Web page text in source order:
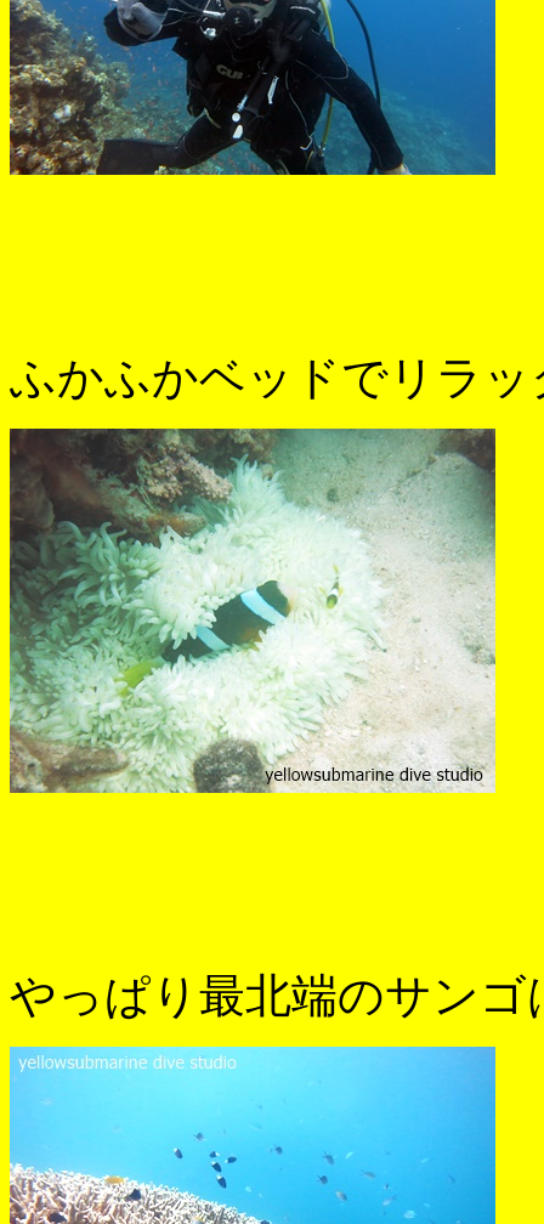
ふかふかベッドでリラ
やっぱり最北端のサンゴ